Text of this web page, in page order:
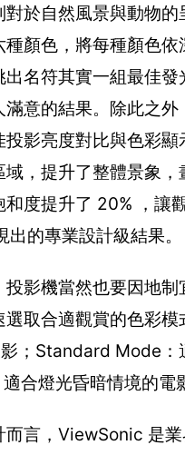
於自然風景與動物
顏色，將每種顏色
名符其實一組最佳
意的結果。除此之
影亮度對比與色彩
，提升了整體景象
度提升了 20% ，讓
的專業設計級結果。
影機當然也要因地
選取合適觀賞的色彩
；Standard Mode
合燈光昏暗情境的電
言，ViewSonic 是